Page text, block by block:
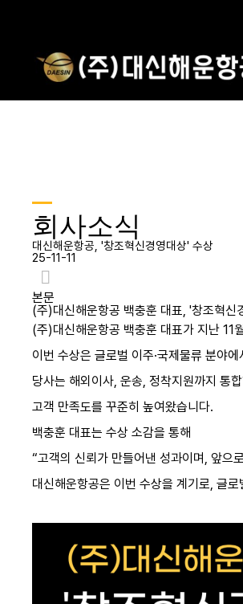
회사소식
대신해운항공, '창조혁신경영대상' 수상
25-11-11
본문
(주)대신해운항공 백충훈 대표, '창조혁신
(주)대신해운항공 백충훈 대표가 지난 11
이번 수상은 글로벌 이주·국제물류 분야
당사는 해외이사, 운송, 정착지원까지 통
고객 만족도를 꾸준히 높여왔습니다.
백충훈 대표는 수상 소감을 통해
“고객의 신뢰가 만들어낸 성과이며, 앞으
대신해운항공은 이번 수상을 계기로, 글